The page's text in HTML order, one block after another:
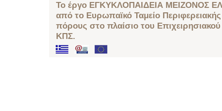
Το έργο ΕΓΚΥΚΛΟΠΑΙΔΕΙΑ ΜΕΙΖΟΝΟΣ
από το Ευρωπαϊκό Ταμείο
πόρους στο πλαίσιο του
ΚΠΣ.